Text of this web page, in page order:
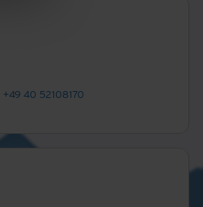
+49 40 52108170